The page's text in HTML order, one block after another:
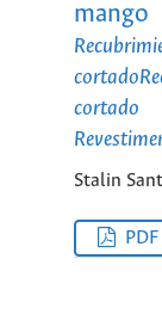
mango
cortado
Stalin
PDF